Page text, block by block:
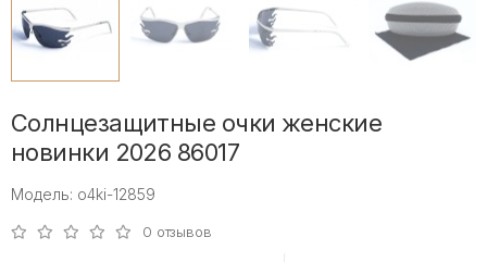
Солнцезащитные очки женские
новинки 2026 86017
Модель: o4ki-12859
0 отзывов